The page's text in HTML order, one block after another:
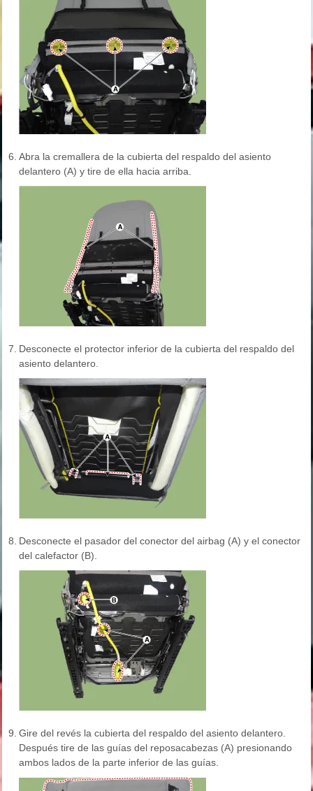
6. Abra la cremallera de la cubierta del respaldo del asiento
delantero (A) y tire de ella hacia arriba.
7. Desconecte el protector inferior de la cubierta del respaldo del
asiento delantero.
8. Desconecte el pasador del conector del airbag (A) y el conector
del calefactor (B).
9. Gire del revés la cubierta del respaldo del asiento delantero.
Después tire de las guías del reposacabezas (A) presionando
ambos lados de la parte inferior de las guías.